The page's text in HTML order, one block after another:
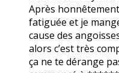
Après
fatiguée et je
cause des
alors c’est très
ça ne te dérange